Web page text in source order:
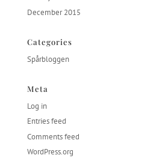
December 2015
Categories
Spårbloggen
Meta
Log in
Entries feed
Comments feed
WordPress.org